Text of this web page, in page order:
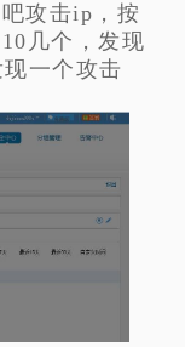
攻击ip，按
几个，发现
一个攻击